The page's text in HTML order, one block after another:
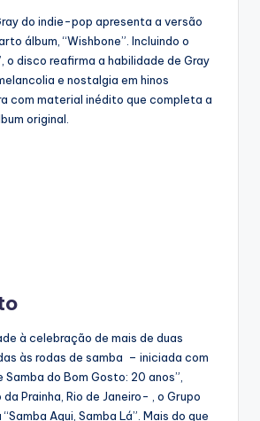
do indie-pop apresenta a versão
álbum, “Wishbone”. Incluindo o
o disco reafirma a habilidade de Gray
e nostalgia em hinos
com material inédito que completa a
original.
à celebração de mais de duas
às rodas de samba – iniciada com
Samba do Bom Gosto: 20 anos”,
Prainha, Rio de Janeiro- , o Grupo
Aqui, Samba Lá”. Mais do que